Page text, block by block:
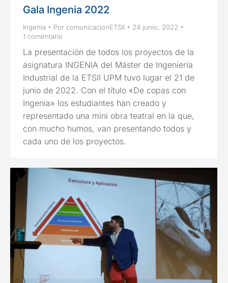
Gala Ingenia 2022
Ingenia Por comunicacionETSII
24 junio, 2022
1 comentario
La presentación de todos los proyectos de la
asignatura INGENIA del Máster de Ingeniería
Industrial de la ETSII UPM tuvo lugar el 21 de
junio de 2022. Con el título «De copas con
Ingenia» los estudiantes han creado y
representado una mini obra teatral en la que,
con mucho humos, van presentando todos y
cada uno de los proyectos.